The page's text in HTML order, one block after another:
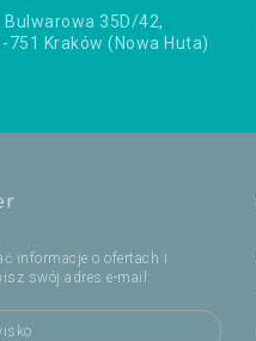
Bulwarowa 35D/42,
751 Kraków (Nowa Huta)
informacje o ofertach i
swój adres e-mail: